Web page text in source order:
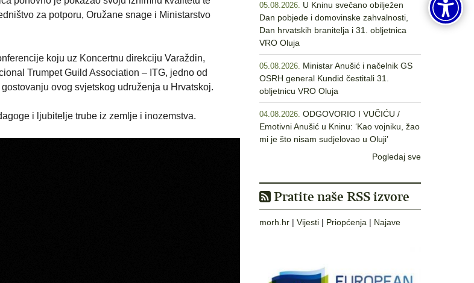
za potporu, Oružane snage i Ministarstvo
koju uz Koncertnu direkciju Varaždin,
Trumpet Guild Association – ITG, jedno od
ovog svjetskog udruženja u Hrvatskoj.
i ljubitelje trube iz zemlje i inozemstva.
05.08.2026. U Kninu svečano obilježen
Dan pobjede i domovinske zahvalnosti,
Dan hrvatskih branitelja i 31. obljetnica
VRO Oluja
05.08.2026. Ministar Anušić i načelnik GS
OSRH general Kundid čestitali 31.
obljetnicu VRO Oluja
04.08.2026. ODGOVORIO I VUČIĆU /
Emotivni Anušić u Kninu: ‘Kao vojniku, žao
mi je što nisam sudjelovao u Oluji’
Pogledaj sve
Pratite naše RSS izvore
morh.hr | Vijesti | Priopćenja | Najave